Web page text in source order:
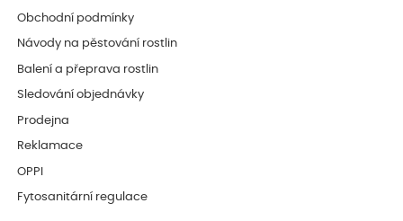
Obchodní podmínky
Návody na pěstování rostlin
Balení a přeprava rostlin
Sledování objednávky
Prodejna
Reklamace
OPPI
Fytosanitární regulace